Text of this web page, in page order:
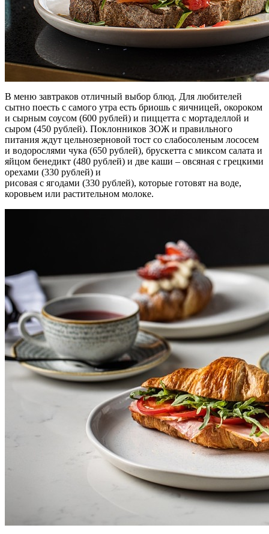
В меню завтраков отличный выбор блюд. Для любителей
сытно поесть с самого утра есть бриошь с яичницей, окороком
и сырным соусом (600 рублей) и пиццетта с мортаделлой и
сыром (450 рублей). Поклонников ЗОЖ и правильного
питания ждут цельнозерновой тост со слабосоленым лососем
и водорослями чука (650 рублей), брускетта с миксом салата и
яйцом бенедикт (480 рублей) и две каши – овсяная с грецкими
орехами (330 рублей) и
рисовая с ягодами (330 рублей), которые готовят на воде,
коровьем или растительном молоке.